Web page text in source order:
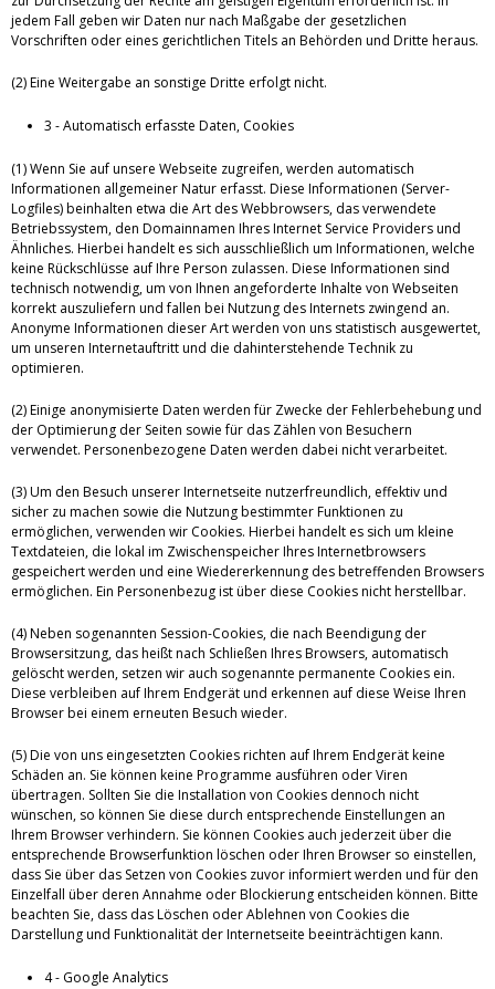
jedem Fall geben wir Daten nur nach Maßgabe der gesetzlichen
Vorschriften oder eines gerichtlichen Titels an Behörden und Dritte heraus.
(2) Eine Weitergabe an sonstige Dritte erfolgt nicht.
3 - Automatisch erfasste Daten, Cookies
(1) Wenn Sie auf unsere Webseite zugreifen, werden automatisch
Informationen allgemeiner Natur erfasst. Diese Informationen (Server-
Logfiles) beinhalten etwa die Art des Webbrowsers, das verwendete
Betriebssystem, den Domainnamen Ihres Internet Service Providers und
Ähnliches. Hierbei handelt es sich ausschließlich um Informationen, welche
keine Rückschlüsse auf Ihre Person zulassen. Diese Informationen sind
technisch notwendig, um von Ihnen angeforderte Inhalte von Webseiten
korrekt auszuliefern und fallen bei Nutzung des Internets zwingend an.
Anonyme Informationen dieser Art werden von uns statistisch ausgewertet,
um unseren Internetauftritt und die dahinterstehende Technik zu
optimieren.
(2) Einige anonymisierte Daten werden für Zwecke der Fehlerbehebung und
der Optimierung der Seiten sowie für das Zählen von Besuchern
verwendet. Personenbezogene Daten werden dabei nicht verarbeitet.
(3) Um den Besuch unserer Internetseite nutzerfreundlich, effektiv und
sicher zu machen sowie die Nutzung bestimmter Funktionen zu
ermöglichen, verwenden wir Cookies. Hierbei handelt es sich um kleine
Textdateien, die lokal im Zwischenspeicher Ihres Internetbrowsers
gespeichert werden und eine Wiedererkennung des betreffenden Browsers
ermöglichen. Ein Personenbezug ist über diese Cookies nicht herstellbar.
(4) Neben sogenannten Session-Cookies, die nach Beendigung der
Browsersitzung, das heißt nach Schließen Ihres Browsers, automatisch
gelöscht werden, setzen wir auch sogenannte permanente Cookies ein.
Diese verbleiben auf Ihrem Endgerät und erkennen auf diese Weise Ihren
Browser bei einem erneuten Besuch wieder.
(5) Die von uns eingesetzten Cookies richten auf Ihrem Endgerät keine
Schäden an. Sie können keine Programme ausführen oder Viren
übertragen. Sollten Sie die Installation von Cookies dennoch nicht
wünschen, so können Sie diese durch entsprechende Einstellungen an
Ihrem Browser verhindern. Sie können Cookies auch jederzeit über die
entsprechende Browserfunktion löschen oder Ihren Browser so einstellen,
dass Sie über das Setzen von Cookies zuvor informiert werden und für den
Einzelfall über deren Annahme oder Blockierung entscheiden können. Bitte
beachten Sie, dass das Löschen oder Ablehnen von Cookies die
Darstellung und Funktionalität der Internetseite beeinträchtigen kann.
4 - Google Analytics